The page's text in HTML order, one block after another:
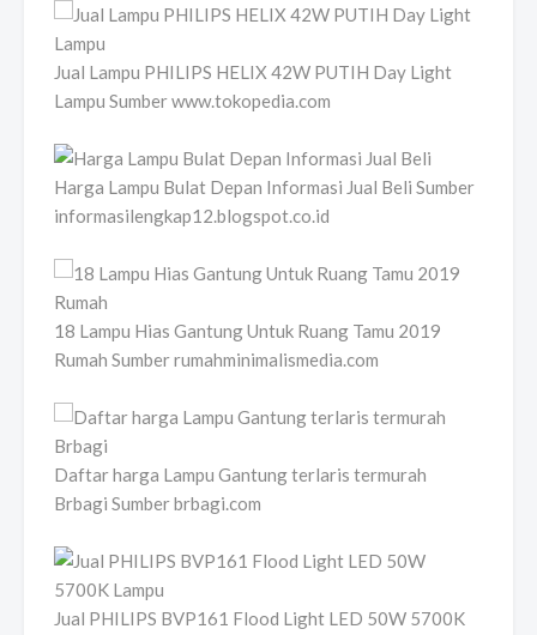
Jual Lampu PHILIPS HELIX 42W PUTIH Day Light
Lampu Sumber www.tokopedia.com
Harga Lampu Bulat Depan Informasi Jual Beli Sumber
informasilengkap12.blogspot.co.id
18 Lampu Hias Gantung Untuk Ruang Tamu 2019
Rumah Sumber rumahminimalismedia.com
Daftar harga Lampu Gantung terlaris termurah
Brbagi Sumber brbagi.com
Jual PHILIPS BVP161 Flood Light LED 50W 5700K